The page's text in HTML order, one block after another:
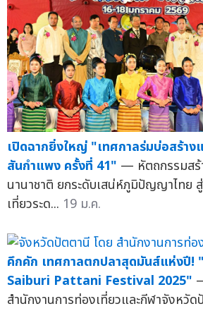
เปิดฉากยิ่งใหญ่ "เทศกาลร่มบ่อสร้าง
สันกำแพง ครั้งที่ 41" — หัตถกรรมสร้
นานาชาติ ยกระดับเสน่ห์ภูมิปัญญาไทย
เที่ยวระด... 19 ม.ค.
คึกคัก เทศกาลตกปลาสุดมันส์แห่งปี!
Saiburi Pattani Festival 2025"
สำนักงานการท่องเที่ยวและกีฬาจังหวัด